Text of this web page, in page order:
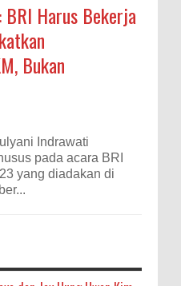
Harus Bekerja
Bukan
Indrawati
pada acara BRI
yang diadakan di